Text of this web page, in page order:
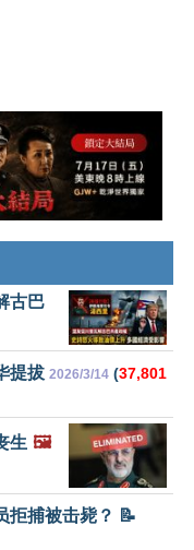
古巴
提拔 2026/3/14 (37,801
生 🖼️
拒捕被击毙？ 📝